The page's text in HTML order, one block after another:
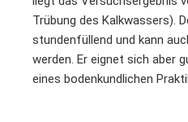
Trübung des Kalkwassers).
stundenfüllend und kann
werden. Er eignet sich aber
eines bodenkundlichen